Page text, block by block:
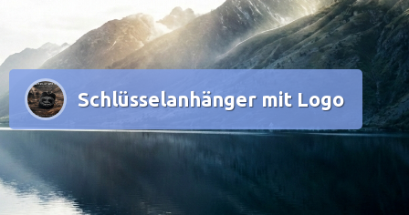
Schlüsselanhänger mit Logo